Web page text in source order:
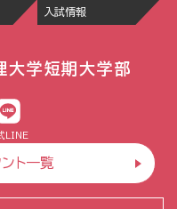
入試情報
大学短期大学部
LINE
ト一覧